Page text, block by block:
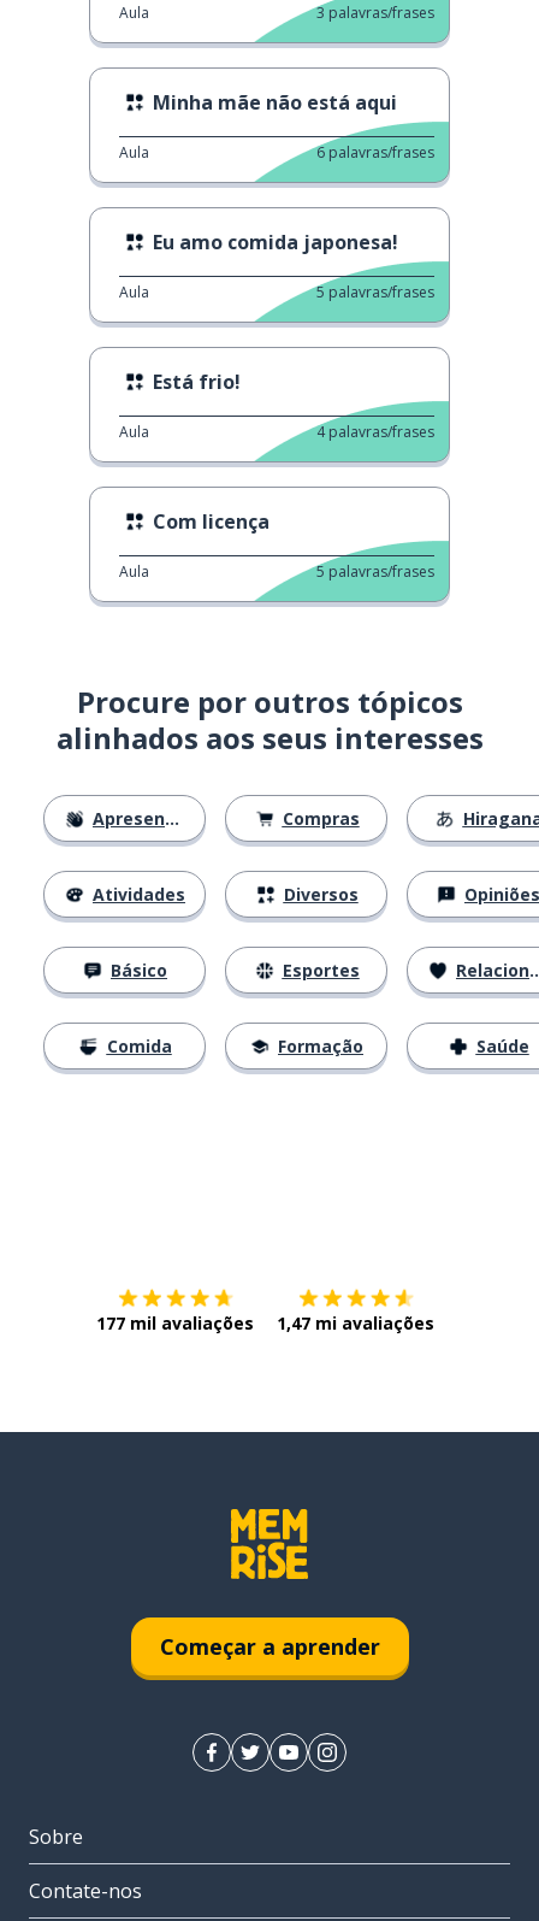
Aula 3 palavras/frases
Minha mãe não está aqui
Aula 6 palavras/frases
Eu amo comida japonesa!
Aula 5 palavras/frases
Está frio!
Aula 4 palavras/frases
Com licença
Aula 5 palavras/frases
Procure por outros tópicos
alinhados aos seus interesses
Apresentações
Atividades
Básico
Comida
Compras
Diversos
Esportes
Formação
Opiniões
Relacionamentos
Saúde
177 mil avaliações 1,47 mi avaliações
Começar a aprender
Sobre
Contate-nos